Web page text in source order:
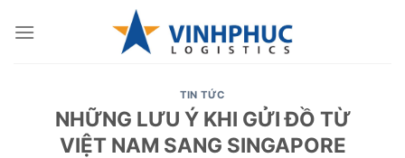
TIN TỨC
NHỮNG LƯU Ý KHI GỬI ĐỒ TỪ
VIỆT NAM SANG SINGAPORE